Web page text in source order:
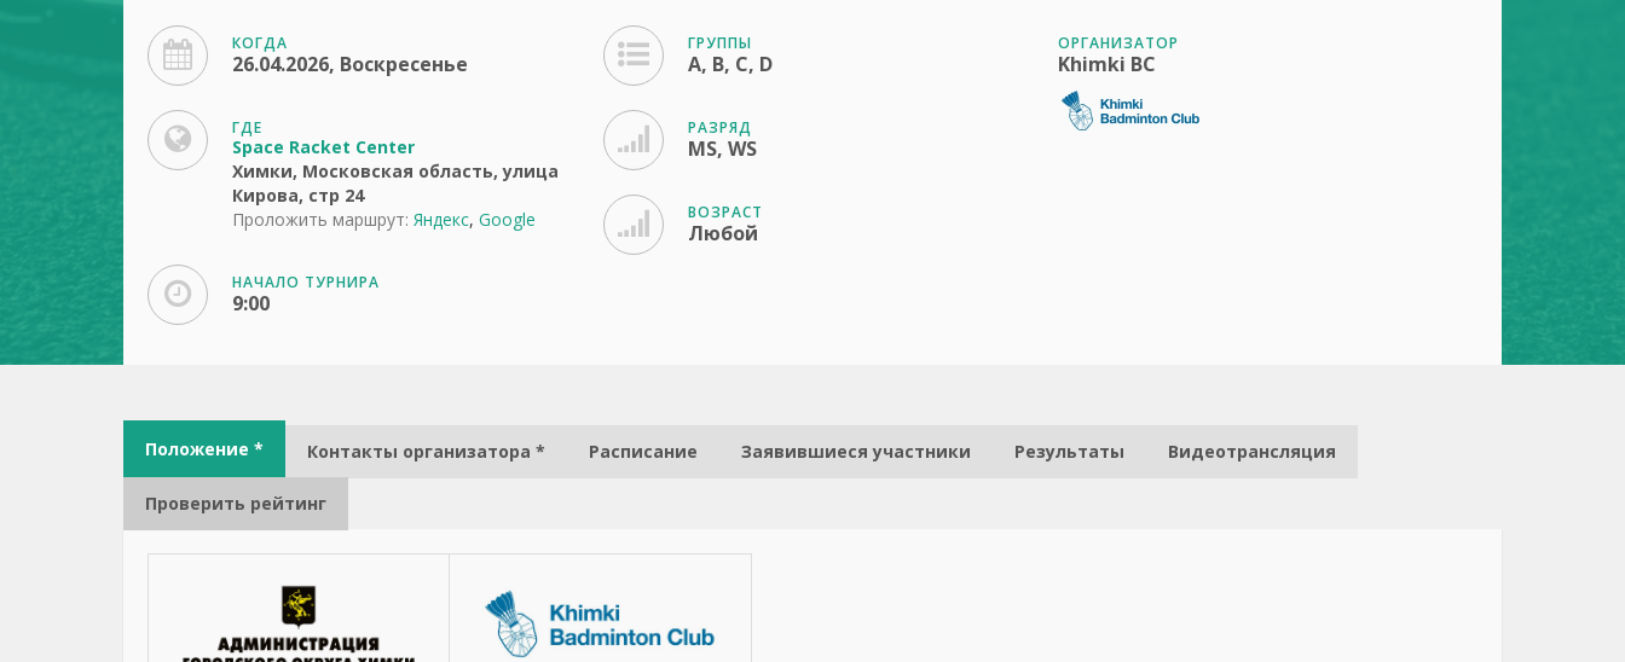
КОГДА
26.04.2026, Воскресенье
ГДЕ
Space Racket Center
Химки, Московская область, улица
Кирова, стр 24
Проложить маршрут: Яндекс, Google
НАЧАЛО ТУРНИРА
9:00
ГРУППЫ
A, B, C, D
РАЗРЯД
MS, WS
ВОЗРАСТ
Любой
ОРГАНИЗАТОР
Khimki BC
Положение * Контакты организатора * Расписание Заявившиеся участники Результаты Видеотрансляция
Проверить рейтинг